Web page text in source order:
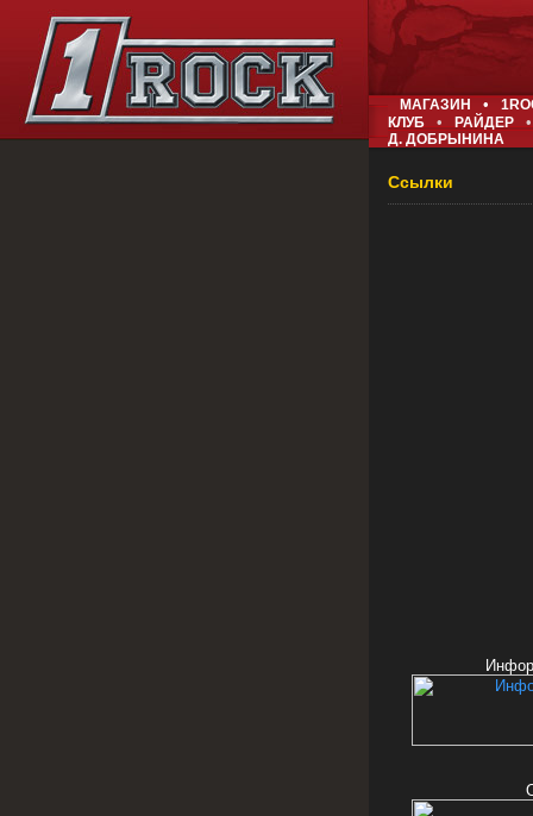
МАГАЗИН •
КЛУБ
• РАЙДЕР •
Д. ДОБРЫНИНА
Ссылки